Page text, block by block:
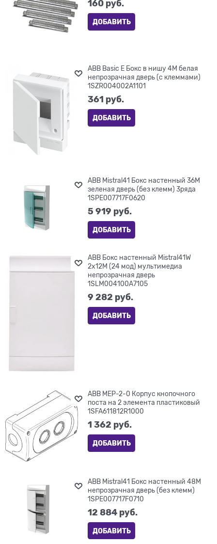
160 руб.
ДОБАВИТЬ
ABB Basic E Бокс в нишу 4М белая
непрозрачная дверь (c клеммами)
1SZR004002A1101
361 руб.
ДОБАВИТЬ
ABB Mistral41 Бокс настенный 36М
зеленая дверь (без клемм) 3ряда
1SPE007717F0620
5 919 руб.
ДОБАВИТЬ
ABB Бокс настенный Mistral41W
2х12М (24 мод) мультимедиа
непрозрачная дверь
1SLM004100A7105
9 282 руб.
ДОБАВИТЬ
ABB MEP-2-0 Корпус кнопочного
поста на 2 элемента пластиковый
1SFA611812R1000
1 362 руб.
ДОБАВИТЬ
ABB Mistral41 Бокс настенный 48М
непрозрачная дверь (без клемм)
1SPE007717F0710
12 884 руб.
ДОБАВИТЬ